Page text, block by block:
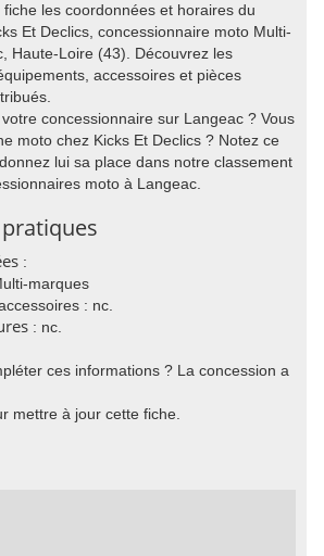
les coordonnées et horaires du
Et Declics, concessionnaire moto Multi-
Haute-Loire (43). Découvrez les
accessoires et pièces
concessionnaire sur Langeac ? Vous
moto chez Kicks Et Declics ? Notez ce
lui sa place dans notre classement
moto à Langeac.
:
marques
: nc.
: nc.
ces informations ? La concession a
mettre à jour cette fiche.